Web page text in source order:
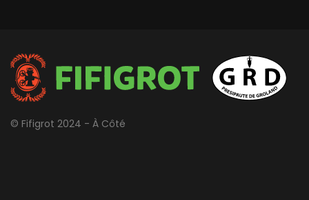
© Fifigrot 2024 - À Côté